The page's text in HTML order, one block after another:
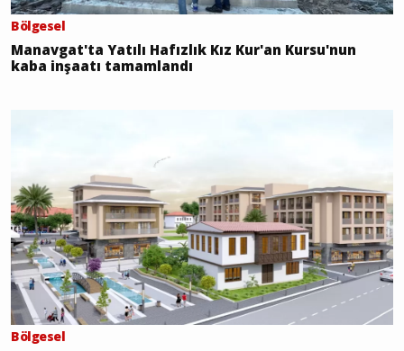
Bölgesel
Manavgat'ta Yatılı Hafızlık Kız Kur'an Kursu'nun
kaba inşaatı tamamlandı
Bölgesel